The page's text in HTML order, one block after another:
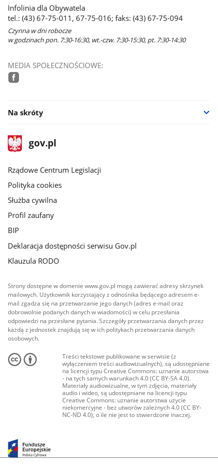
Infolinia dla Obywatela
tel.: (43) 67-75-011, 67-75-016; faks: (43) 67-75-094
Czynna w dni robocze
w godzinach pon. 7:30-16:30, wt.-czw. 7:30-15:30, pt. 7:30-14:30
MEDIA SPOŁECZNOŚCIOWE:
Na skróty
stopka
gov.plStrona
gov.pl
Rządowe Centrum Legislacji
Polityka cookies
Służba cywilna
Profil zaufany
BIP
Deklaracja dostępności serwisu Gov.pl
Klauzula RODO
Strony dostępne w domenie www.gov.pl mogą zawierać adresy skrzynek
mailowych. Użytkownik korzystający z odnośnika będącego adresem e-
mail zgadza się na przetwarzanie jego danych (adres e-mail oraz
dobrowolnie podanych danych w wiadomości) w celu przesłania
odpowiedzi na przesłane pytania. Szczegóły przetwarzania danych przez
każdą z jednostek znajdują się w ich politykach przetwarzania danych
osobowych.
Treści tekstowe publikowane w serwisie (z
wyłączeniem treści audiowizualnych), są udostępniane
na licencji typu Creative Commons: uznanie autorstwa
- na tych samych warunkach 4.0 (CC BY-SA 4.0).
Materiały audiowizualne, w tym zdjęcia, materiały
audio i wideo, są udostępniane na licencji typu
Creative Commons: uznanie autorstwa użycie
niekomercyjne - bez utworów zależnych 4.0 (CC BY-
NC-ND 4.0), o ile nie jest to stwierdzone inaczej.